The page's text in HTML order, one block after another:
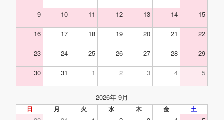
9 10 11 12 13 14 15
16 17 18 19 20 21 22
23 24 25 26 27 28 29
30 31 1 2 3 4 5
2026年 9月
日 月 火 水 木 金 土